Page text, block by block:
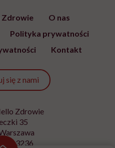
Zdrowie
O nas
Polityka prywatności
Kontakt
się z nami
Zdrowie
35